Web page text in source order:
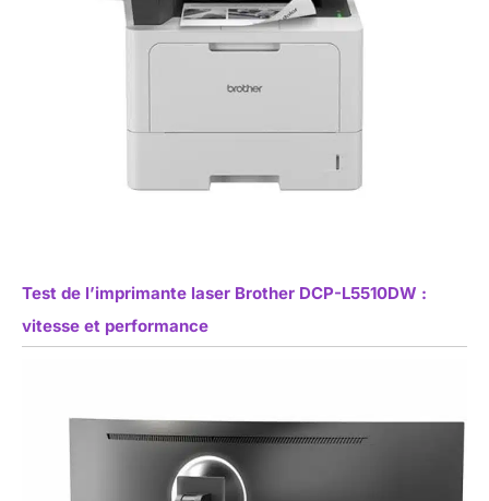
Test de l’imprimante laser Brother DCP-L5510DW :
vitesse et performance